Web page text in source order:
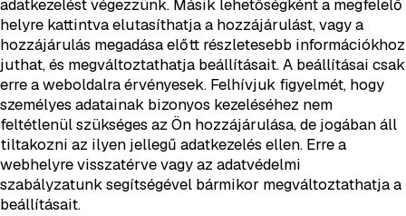
adatkezelést végezzünk. Másik lehetőségként a megfelelő
helyre kattintva elutasíthatja a hozzájárulást, vagy a
hozzájárulás megadása előtt részletesebb információkhoz
juthat, és megváltoztathatja beállításait. A beállításai csak
erre a weboldalra érvényesek. Felhívjuk figyelmét, hogy
személyes adatainak bizonyos kezeléséhez nem
feltétlenül szükséges az Ön hozzájárulása, de jogában áll
tiltakozni az ilyen jellegű adatkezelés ellen. Erre a
webhelyre visszatérve vagy az adatvédelmi
szabályzatunk segítségével bármikor megváltoztathatja a
beállításait.